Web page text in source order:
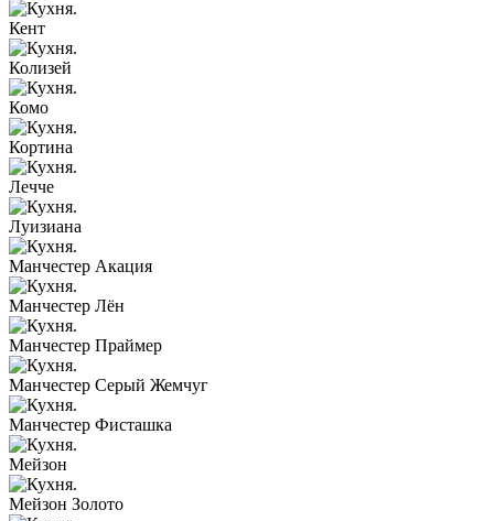
Кент
Колизей
Комо
Кортина
Лечче
Луизиана
Манчестер Акация
Манчестер Лён
Манчестер Праймер
Манчестер Серый Жемчуг
Манчестер Фисташка
Мейзон
Мейзон Золото